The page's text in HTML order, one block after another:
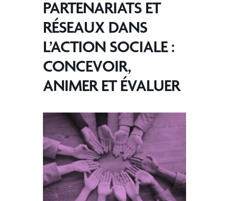
PARTENARIATS ET
RÉSEAUX DANS
L’ACTION SOCIALE :
CONCEVOIR,
ANIMER ET ÉVALUER